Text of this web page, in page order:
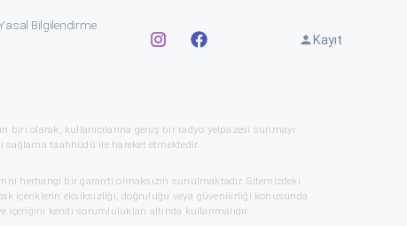
Bilgilendirme
Kayıt
biri olarak, kullanıcılarına geniş bir radyo yelpazesi sunmayı
taahhüdü ile hareket etmektedir.
herhangi bir garanti olmaksızın sunulmaktadır. Sitemizdeki
içeriklerin eksiksizliği, doğruluğu veya güvenilirliği konusunda
içeriğini kendi sorumlulukları altında kullanmalıdır.